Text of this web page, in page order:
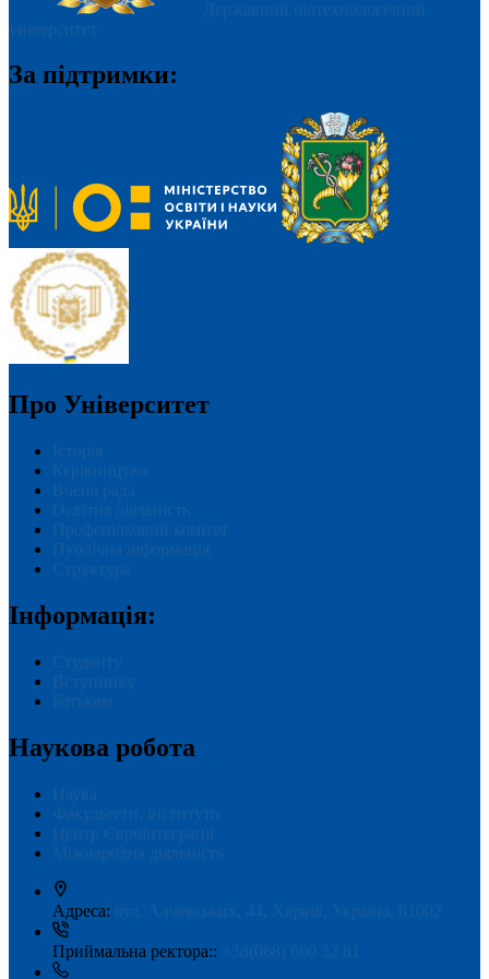
Державний біотехнологічний
університет
За підтримки:
Про Університет
Історія
Керівництво
Вчена рада
Освітня діяльність
Профспілковий комітет
Публічна інформація
Структура
Інформація:
Студенту
Вступнику
Батькам
Наукова робота
Наука
Факультети, інститути
Центр Євроінтеграції
Міжнародна діяльність
Адреса: вул. Алчевських, 44, Харків, Україна, 61002
Приймальна ректора:: +38(068) 660 32 81